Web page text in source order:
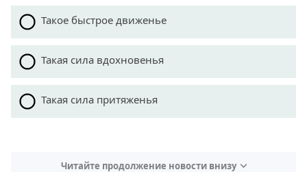
Такое быстрое движенье
Такая сила вдохновенья
Такая сила притяженья
Читайте продолжение новости внизу